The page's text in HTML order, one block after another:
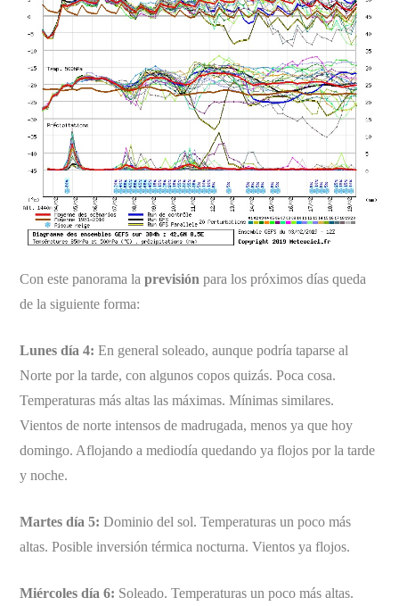
Con este panorama la previsión para los próximos días queda
de la siguiente forma:
Lunes día 4: En general soleado, aunque podría taparse al
Norte por la tarde, con algunos copos quizás. Poca cosa.
Temperaturas más altas las máximas. Mínimas similares.
Vientos de norte intensos de madrugada, menos ya que hoy
domingo. Aflojando a mediodía quedando ya flojos por la tarde
y noche.
Martes día 5: Dominio del sol. Temperaturas un poco más
altas. Posible inversión térmica nocturna. Vientos ya flojos.
Miércoles día 6: Soleado. Temperaturas un poco más altas.